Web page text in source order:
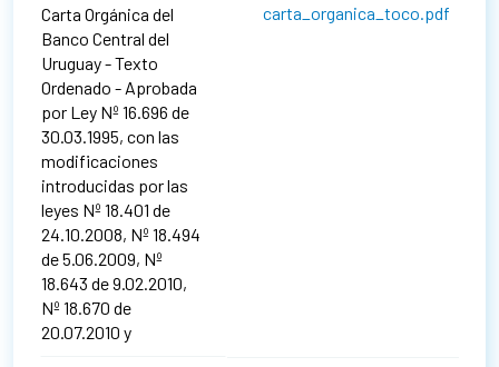
Carta Orgánica del
Banco Central del
Uruguay - Texto
Ordenado - Aprobada
por Ley Nº 16.696 de
30.03.1995, con las
modificaciones
introducidas por las
leyes Nº 18.401 de
24.10.2008, Nº 18.494
de 5.06.2009, Nº
18.643 de 9.02.2010,
Nº 18.670 de
20.07.2010 y
carta_organica_toco.pdf